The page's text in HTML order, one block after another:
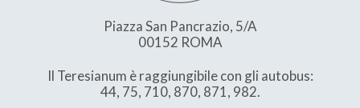
Piazza San Pancrazio, 5/A
00152 ROMA
Il Teresianum è raggiungibile con gli autobus:
44, 75, 710, 870, 871, 982.